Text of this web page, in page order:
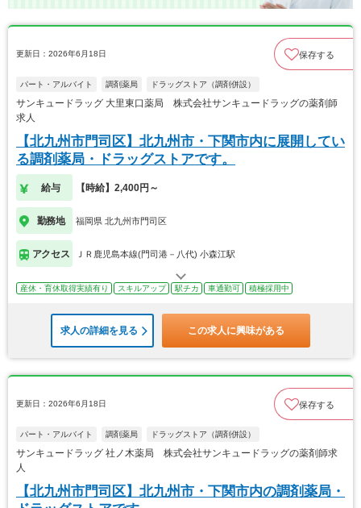
更新日：2026年6月18日 保存する
パート・アルバイト 調剤薬局 ドラッグストア（調剤併設）
サンキュードラッグ 大里東口薬局 株式会社サンキュードラッグの薬剤師
求人
【北九州市門司区】北九州市・下関市内に展開してい
る調剤薬局・ドラッグストアです。
給与 【時給】2,400円～
勤務地 福岡県 北九州市門司区
アクセス ＪＲ鹿児島本線(門司港－八代) 小森江駅
産休・育休取得実績有り スキルアップ 駅チカ 車通勤可 積極採用中
求人の詳細を見る この求人に興味がある
更新日：2026年6月18日 保存する
パート・アルバイト 調剤薬局 ドラッグストア（調剤併設）
サンキュードラッグ 社ノ木薬局 株式会社サンキュードラッグの薬剤師求
人
【北九州市門司区】北九州市・下関市内の調剤薬局・